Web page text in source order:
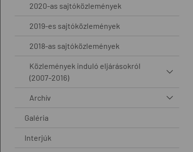
2020-as sajtóközlemények
2019-es sajtóközlemények
2018-as sajtóközlemények
Közlemények induló eljárásokról
(2007-2016)
Archív
Galéria
Interjúk